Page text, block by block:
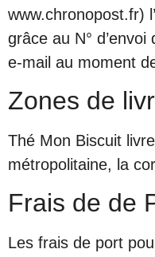
www.chronopost.fr)
grâce au N°
e-mail au moment
Zones de
Thé Mon Biscuit
métropolitaine, la
Frais de de
Les frais de port